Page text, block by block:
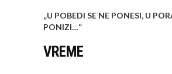
„U POBEDI SE NE PONESI, U
PONIZI…“
VREME